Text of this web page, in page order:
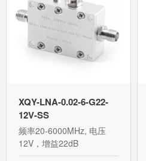
XQY-LNA-0.02-6-G22-
12V-SS
频率20-6000MHz, 电压
12V，增益22dB